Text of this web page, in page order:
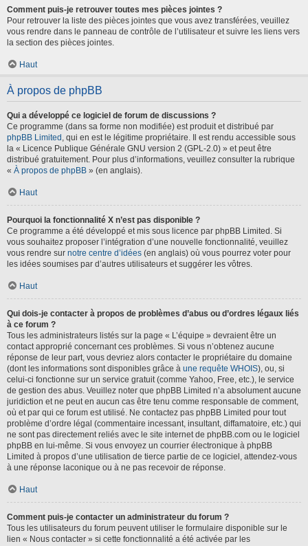
Comment puis-je retrouver toutes mes pièces jointes ?
Pour retrouver la liste des pièces jointes que vous avez transférées, veuillez
vous rendre dans le panneau de contrôle de l’utilisateur et suivre les liens vers
la section des pièces jointes.
Haut
À propos de phpBB
Qui a développé ce logiciel de forum de discussions ?
Ce programme (dans sa forme non modifiée) est produit et distribué par
phpBB Limited , qui en est le légitime propriétaire. Il est rendu accessible sous
la « Licence Publique Générale GNU version 2 (GPL-2.0) » et peut être
distribué gratuitement. Pour plus d’informations, veuillez consulter la rubrique
« À propos de phpBB » (en anglais).
Haut
Pourquoi la fonctionnalité X n’est pas disponible ?
Ce programme a été développé et mis sous licence par phpBB Limited. Si
vous souhaitez proposer l’intégration d’une nouvelle fonctionnalité, veuillez
vous rendre sur notre centre d’idées (en anglais) où vous pourrez voter pour
les idées soumises par d’autres utilisateurs et suggérer les vôtres.
Haut
Qui dois-je contacter à propos de problèmes d’abus ou d’ordres légaux liés
à ce forum ?
Tous les administrateurs listés sur la page « L’équipe » devraient être un
contact approprié concernant ces problèmes. Si vous n’obtenez aucune
réponse de leur part, vous devriez alors contacter le propriétaire du domaine
(dont les informations sont disponibles grâce à une requête WHOIS), ou, si
celui-ci fonctionne sur un service gratuit (comme Yahoo, Free, etc.), le service
de gestion des abus. Veuillez noter que phpBB Limited n’a absolument aucune
juridiction et ne peut en aucun cas être tenu comme responsable de comment,
où et par qui ce forum est utilisé. Ne contactez pas phpBB Limited pour tout
problème d’ordre légal (commentaire incessant, insultant, diffamatoire, etc.) qui
ne sont pas directement reliés avec le site internet de phpBB.com ou le logiciel
phpBB en lui-même. Si vous envoyez un courrier électronique à phpBB
Limited à propos d’une utilisation de tierce partie de ce logiciel, attendez-vous
à une réponse laconique ou à ne pas recevoir de réponse.
Haut
Comment puis-je contacter un administrateur du forum ?
Tous les utilisateurs du forum peuvent utiliser le formulaire disponible sur le
lien « Nous contacter » si cette fonctionnalité a été activée par les